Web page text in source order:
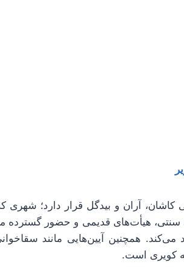
کاشان، آران و بیدگل قرار دارد؛ شهری
سنتی، هیأت‌های قدیمی و حضور گسترده
همچنین آیین‌هایی مانند
کویری است.